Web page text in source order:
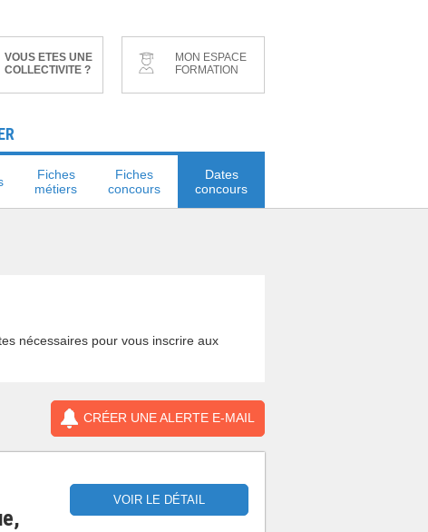
VOUS ETES UNE
COLLECTIVITE ?
MON ESPACE
FORMATION
Fiches
métiers
Fiches
concours
Dates
concours
nécessaires pour vous inscrire aux
CRÉER UNE ALERTE E-MAIL
VOIR LE DÉTAIL